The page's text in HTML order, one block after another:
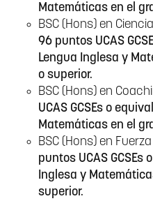
Matemáticas en el
BSC (Hons) en
96 puntos UCAS
Lengua Inglesa y
o superior.
BSC (Hons) en
UCAS GCSEs o
Matemáticas en el
BSC (Hons) en
puntos UCAS GCSEs
Inglesa y
superior.